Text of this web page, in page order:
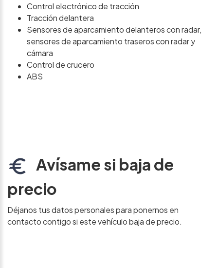
Control electrónico de tracción
Tracción delantera
Sensores de aparcamiento delanteros con radar,
sensores de aparcamiento traseros con radar y
cámara
Control de crucero
ABS
Avísame si baja de
precio
Déjanos tus datos personales para ponernos en
contacto contigo si este vehículo baja de precio.